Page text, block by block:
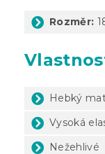
Rozměr:
Hebký
Vysoká
Nežehlivé